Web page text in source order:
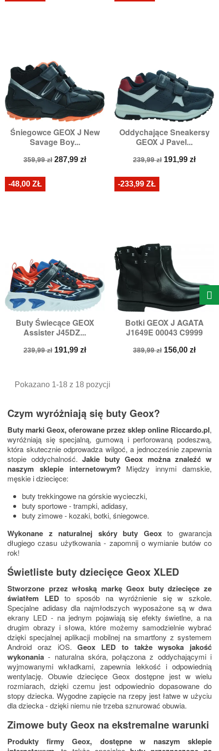
Śniegowce GEOX J New
Savage Boy...
Cena
359,99 zł Cena
287,99 zł
Oddychające Sneakersy
GEOX J Pavel...
Cena
239,99 zł Cena
191,99 zł
Buty Świecące GEOX
Assister J45DZ...
Cena
239,99 zł Cena
191,99 zł
-48,00 ZŁ
Botki GEOX J AGATA
J1649E 00043 C9999
Cena
389,99 zł Cena
156,00 zł
-233,99 ZŁ
Pokazano 1-18 z 18 pozycji
Czym wyróżniają się buty Geox?
Buty marki Geox, oferowane przez sklep online Riccardo.pl,
wyróżniają się specjalną, gumową i perforowaną podeszwą,
która skutecznie odprowadza wilgoć, a jednocześnie zapewnia
stopie oddychalność.Jakie buty Geox można znaleźć w
naszym sklepie internetowym?Między innymi damskie,
męskie i dziecięce:
buty trekkingowe na górskie wycieczki,
buty sportowe - trampki, adidasy,
buty zimowe - kozaki, botki, śniegowce.
Wykonane z naturalnej skóry buty Geoxto gwarancja
długiego czasu użytkowania - zapomnij o wymianie butów co
rok!
Świetliste buty dziecięce Geox XLED
Stworzone przez włoską markę Geox buty dziecięce ze
światłem LEDto sposób na wyróżnienie się w szkole.
Specjalne adidasy dla najmłodszych wyposażone są w dwa
ekrany LED - na jednym pojawiają się efekty świetlne, a na
drugim obrazy i słowa, które możemy samodzielnie wybrać
dzięki specjalnej aplikacji mobilnej na smartfony z systemem
Android oraz iOS.Geox LED to także wysoka jakość
wykonania- naturalna skóra, połączona z oddychającymi i
wyjmowanymi wkładkami, zapewnia lekkość i odpowiednią
wentylację. Obuwie dziecięce Geox dostępne jest w wielu
rozmiarach, dzięki czemu jest odpowiednio dopasowane do
stopy dziecka. Wygodne zapięcie na rzepy jest łatwe w użyciu
dla dziecka - dzięki niemu nie trzeba sznurować obuwia.
Zimowe buty Geox na ekstremalne warunki
Produkty firmy Geox, dostępne w naszym sklepie